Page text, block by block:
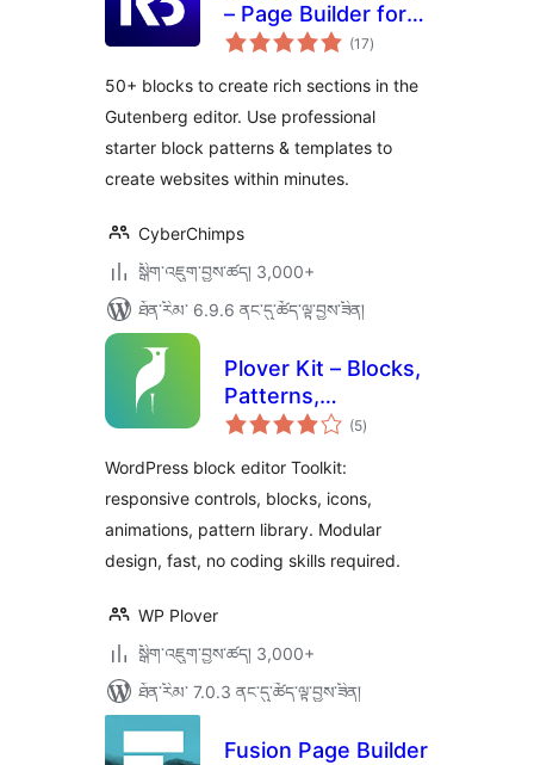
– Page Builder for
Blocks & Patterns
(17གདེང་
འཇོག་
ཚང་།
)
50+ blocks to create rich sections in the
Gutenberg editor. Use professional
starter block patterns & templates to
create websites within minutes.
CyberChimps
སྒྲིག་འཇུག་བྱས་ཚད། 3,000+
ཐོན་རིམ་ 6.9.6 ནང་དུ་ཚོད་ལྟ་བྱས་ཟིན།
Plover Kit – Blocks,
Patterns,
Responsive Layout
Editor
Enhancements
(5གདེང་
འཇོག་
)
WordPress block editor Toolkit:
responsive controls, blocks, icons,
animations, pattern library. Modular
design, fast, no coding skills required.
WP Plover
སྒྲིག་འཇུག་བྱས་ཚད། 3,000+
ཐོན་རིམ་ 7.0.3 ནང་དུ་ཚོད་ལྟ་བྱས་ཟིན།
Fusion Page Builder